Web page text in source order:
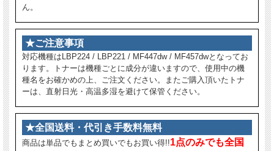
ん。
★ご注意事項
対応機種はLBP224 / LBP221 / MF447dw / MF457dwとなってお
ります。トナーは機種ごとに成分が違いますので、使用中の機
種名をお確かめの上、ご注文ください。またご購入頂いたトナ
ーは、直射日光・高温多湿を避けて保管ください。
★全国送料・代引き手数料無料
商品は単品でもまとめ買いでもお買い得!!1点のみでも全国